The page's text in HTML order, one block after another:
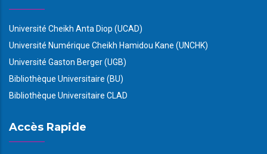
Université Cheikh Anta Diop (UCAD)
Université Numérique Cheikh Hamidou Kane (UNCHK)
Université Gaston Berger (UGB)
Bibliothèque Universitaire (BU)
Bibliothèque Universitaire CLAD
Accès Rapide